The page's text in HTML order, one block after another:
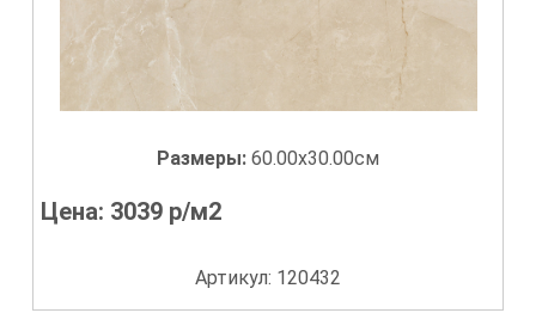
Размеры: 60.00x30.00см
Цена: 3039 р/м2
Артикул: 120432